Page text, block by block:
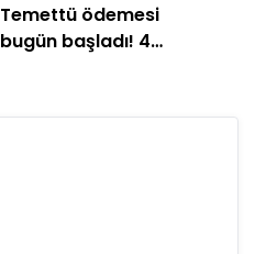
Temettü ödemesi
bugün başladı! 4